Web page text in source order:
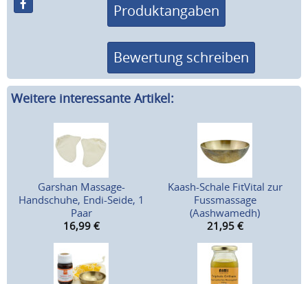
Produktangaben
Bewertung schreiben
Weitere interessante Artikel:
Garshan Massage-
Handschuhe, Endi-Seide, 1
Paar
16,99 €
Kaash-Schale FitVital zur
Fussmassage
(Aashwamedh)
21,95 €